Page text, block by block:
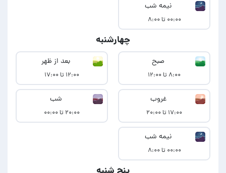
نیمه شب
۰۰:۰۰ تا ۸:۰۰
چهارشنبه
صبح
۸:۰۰ تا ۱۲:۰۰
بعد از ظهر
۱۲:۰۰ تا ۱۷:۰۰
غروب
۱۷:۰۰ تا ۲۰:۰۰
شب
۲۰:۰۰ تا ۰۰:۰۰
نیمه شب
۰۰:۰۰ تا ۸:۰۰